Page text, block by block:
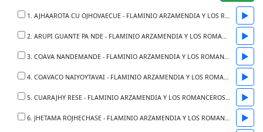
1. AJHAAROTA CU OJHOVAECUE - FLAMINIO ARZAMENDIA Y LOS ROMANCEROS NATIVOS - ANO 1984 ▶
2. ARUPI GUANTE PA NDE - FLAMINIO ARZAMENDIA Y LOS ROMANCEROS NATIVOS - ANO 1984 ▶
3. COAVA NANDEMANDE - FLAMINIO ARZAMENDIA Y LOS ROMANCEROS NATIVOS - ANO 1984 ▶
4. COAVACO NAIYOYTAVAI - FLAMINIO ARZAMENDIA Y LOS ROMANCEROS NATIVOS - ANO 1984 ▶
5. CUARAJHY RESE - FLAMINIO ARZAMENDIA Y LOS ROMANCEROS NATIVOS - ANO 1984 ▶
6. JHETAMA ROJHECHASE - FLAMINIO ARZAMENDIA Y LOS ROMANCEROS NATIVOS - ANO 1984 ▶